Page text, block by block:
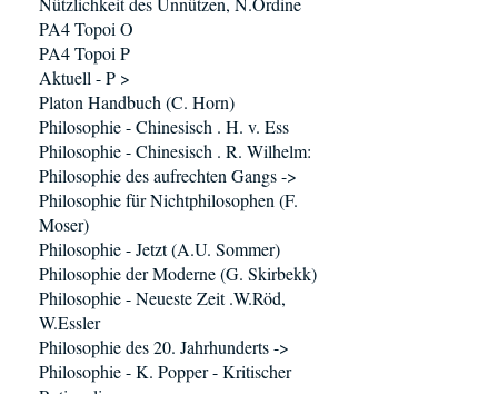
PA4 Topoi O
PA4 Topoi P
Aktuell - P >
Platon Handbuch (C. Horn)
Philosophie - Chinesisch . H. v. Ess
Philosophie - Chinesisch . R. Wilhelm:
Philosophie des aufrechten Gangs ->
Philosophie für Nichtphilosophen (F.
Moser)
Philosophie - Jetzt (A.U. Sommer)
Philosophie der Moderne (G. Skirbekk)
Philosophie - Neueste Zeit .W.Röd,
W.Essler
Philosophie des 20. Jahrhunderts ->
Philosophie - K. Popper - Kritischer